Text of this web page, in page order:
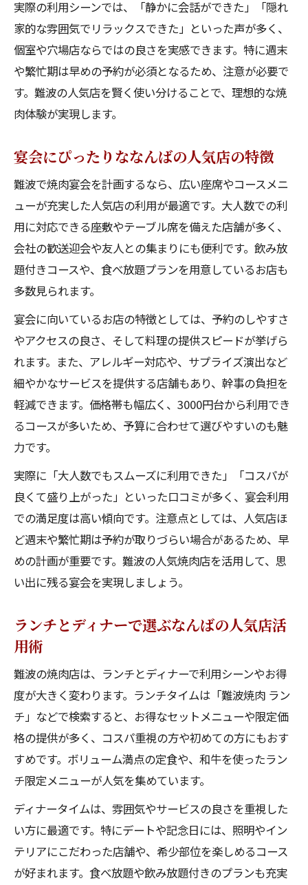
実際の利用シーンでは、「静かに会話ができた」「隠れ
家的な雰囲気でリラックスできた」といった声が多く、
個室や穴場店ならではの良さを実感できます。特に週末
や繁忙期は早めの予約が必須となるため、注意が必要で
す。難波の人気店を賢く使い分けることで、理想的な焼
肉体験が実現します。
宴会にぴったりななんばの人気店の特徴
難波で焼肉宴会を計画するなら、広い座席やコースメニ
ューが充実した人気店の利用が最適です。大人数での利
用に対応できる座敷やテーブル席を備えた店舗が多く、
会社の歓送迎会や友人との集まりにも便利です。飲み放
題付きコースや、食べ放題プランを用意しているお店も
多数見られます。
宴会に向いているお店の特徴としては、予約のしやすさ
やアクセスの良さ、そして料理の提供スピードが挙げら
れます。また、アレルギー対応や、サプライズ演出など
細やかなサービスを提供する店舗もあり、幹事の負担を
軽減できます。価格帯も幅広く、3000円台から利用でき
るコースが多いため、予算に合わせて選びやすいのも魅
力です。
実際に「大人数でもスムーズに利用できた」「コスパが
良くて盛り上がった」といった口コミが多く、宴会利用
での満足度は高い傾向です。注意点としては、人気店ほ
ど週末や繁忙期は予約が取りづらい場合があるため、早
めの計画が重要です。難波の人気焼肉店を活用して、思
い出に残る宴会を実現しましょう。
ランチとディナーで選ぶなんばの人気店活
用術
難波の焼肉店は、ランチとディナーで利用シーンやお得
度が大きく変わります。ランチタイムは「難波焼肉 ラン
チ」などで検索すると、お得なセットメニューや限定価
格の提供が多く、コスパ重視の方や初めての方にもおす
すめです。ボリューム満点の定食や、和牛を使ったラン
チ限定メニューが人気を集めています。
ディナータイムは、雰囲気やサービスの良さを重視した
い方に最適です。特にデートや記念日には、照明やイン
テリアにこだわった店舗や、希少部位を楽しめるコース
が好まれます。食べ放題や飲み放題付きのプランも充実